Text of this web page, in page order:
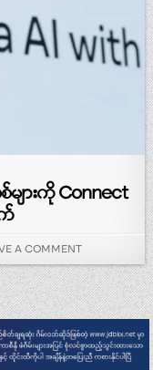
ျားကို Connect
A COMMENTON META က